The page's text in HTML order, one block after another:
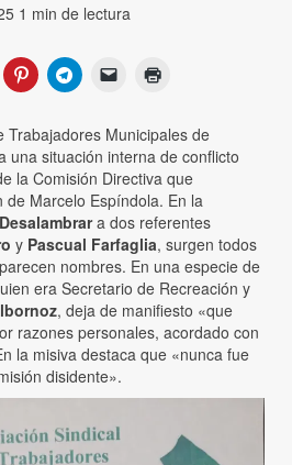
1 min de lectura
Trabajadores Municipales de
una situación interna de conflicto
la Comisión Directiva que
de Marcelo Espíndola. En la
Desalambrara dos referentes
y Pascual Farfaglia, surgen todos
nombres. En una especie de
era Secretario de Recreación y
, deja de manifiesto «que
razones personales, acordado con
la misiva destaca que «nunca fue
disidente».